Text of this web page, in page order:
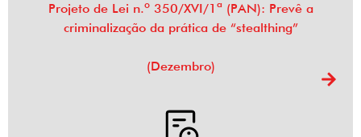
Projeto de Lei n.º 350/XVI/1ª (PAN): Prevê a
criminalização da prática de “stealthing”
(Dezembro)